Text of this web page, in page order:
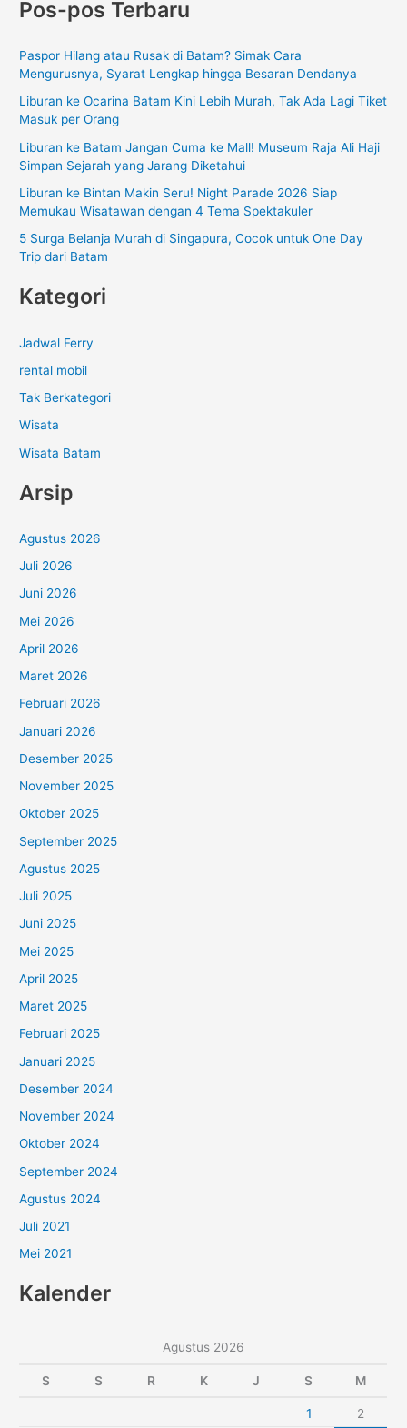
r
u
t
Pos-pos Terbaru
Paspor Hilang atau Rusak di Batam? Simak Cara
Mengurusnya, Syarat Lengkap hingga Besaran Dendanya
Liburan ke Ocarina Batam Kini Lebih Murah, Tak Ada Lagi Tiket
Masuk per Orang
Liburan ke Batam Jangan Cuma ke Mall! Museum Raja Ali Haji
Simpan Sejarah yang Jarang Diketahui
Liburan ke Bintan Makin Seru! Night Parade 2026 Siap
Memukau Wisatawan dengan 4 Tema Spektakuler
5 Surga Belanja Murah di Singapura, Cocok untuk One Day
Trip dari Batam
Kategori
Jadwal Ferry
rental mobil
Tak Berkategori
Wisata
Wisata Batam
Arsip
Agustus 2026
Juli 2026
Juni 2026
Mei 2026
April 2026
Maret 2026
Februari 2026
Januari 2026
Desember 2025
November 2025
Oktober 2025
September 2025
Agustus 2025
Juli 2025
Juni 2025
Mei 2025
April 2025
Maret 2025
Februari 2025
Januari 2025
Desember 2024
November 2024
Oktober 2024
September 2024
Agustus 2024
Juli 2021
Mei 2021
Kalender
Agustus 2026
S S R K J S M
1 2